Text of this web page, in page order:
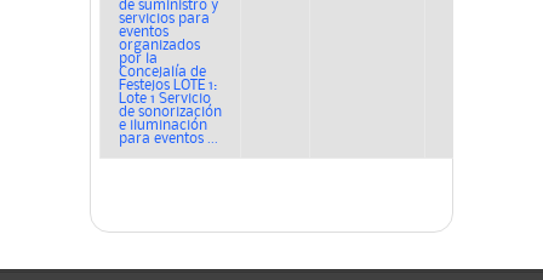
de suministro y
servicios para
eventos
organizados
por la
Concejalía de
Festejos LOTE 1:
Lote 1 Servicio
de sonorización
e iluminación
para eventos ...